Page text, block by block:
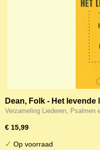
Dean, Folk - Het levende
Verzameling Liederen,
€ 15,99
✓ Op voorraad